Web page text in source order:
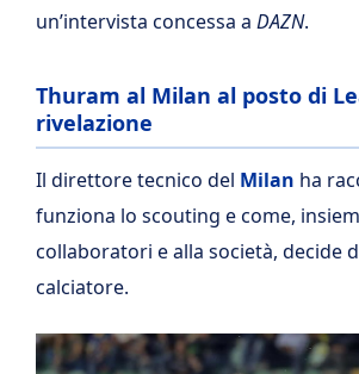
un’intervista concessa a DAZN.
Thuram al Milan al posto di
rivelazione
Il direttore tecnico del Milan ha
funziona lo scouting e come,
collaboratori e alla società, decide
calciatore.